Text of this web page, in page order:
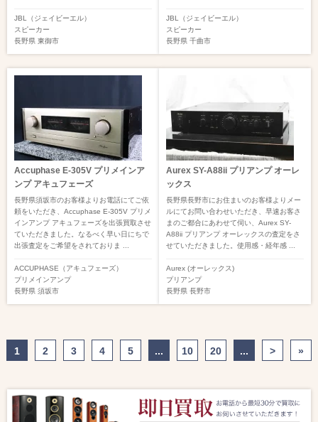
JBL（ジェイビーエル）
スピーカー
長野県 東御市
JBL（ジェイビーエル）
スピーカー
長野県 千曲市
Accuphase E-305V プリメインア
ンプ アキュフェーズ
長野県須坂市のお客様よりお電話にてご依
頼をいただき、Accuphase E-305V プリメ
インアンプ アキュフェーズを出張買取させ
ていただきました。なるべく早い日にちで
出張査定をご希望をされておりま ...
ACCUPHASE（アキュフェーズ）
プリメインアンプ
長野県 須坂市
Aurex SY-A88ii プリアンプ オーレ
ックス
長野県長野市にお住まいのお客様よりメー
ルにてお問い合わせいただき、早速お客さ
まのご都合にあわせて伺い、Aurex SY-
A88ii プリアンプ オーレックスの査定をさ
せていただきました。使用感・経年感 ...
Aurex (オーレックス)
プリアンプ
長野県 長野市
1 2 3 4 5 ... 10 20 ... > »